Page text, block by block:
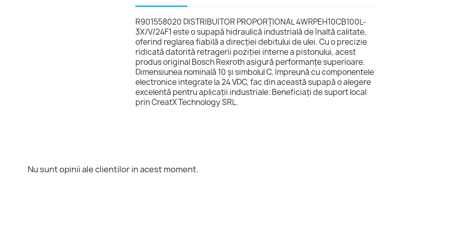
R901558020 DISTRIBUITOR PROPORŢIONAL 4WRPEH10CB100L-
3X/V/24F1 este o supapă hidraulică industrială de înaltă calitate,
oferind reglarea fiabilă a direcției debitului de ulei. Cu o precizie
ridicată datorită retragerii poziției interne a pistonului, acest
produs original Bosch Rexroth asigură performanțe superioare.
Dimensiunea nominală 10 și simbolul C, împreună cu componentele
electronice integrate la 24 VDC, fac din această supapă o alegere
excelentă pentru aplicații industriale. Beneficiați de suport local
prin CreatX Technology SRL.
Nu sunt opinii ale clientilor in acest moment.